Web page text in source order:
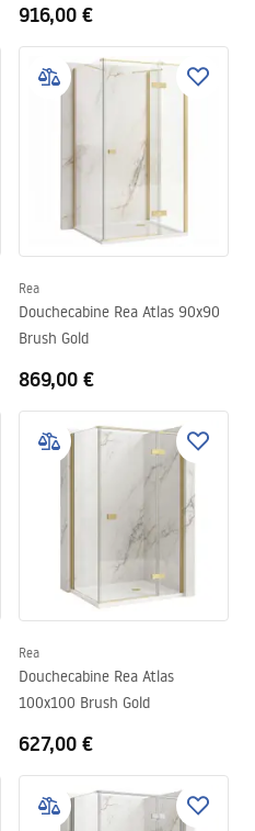
916,00 €
Rea
Douchecabine Rea Atlas 90x90
Brush Gold
869,00 €
Rea
Douchecabine Rea Atlas
100x100 Brush Gold
627,00 €